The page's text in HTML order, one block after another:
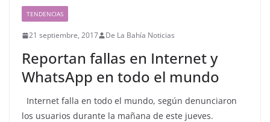
TENDENCIAS
21 septiembre, 2017 De La Bahía Noticias
Reportan fallas en Internet y
WhatsApp en todo el mundo
Internet falla en todo el mundo, según denunciaron
los usuarios durante la mañana de este jueves.